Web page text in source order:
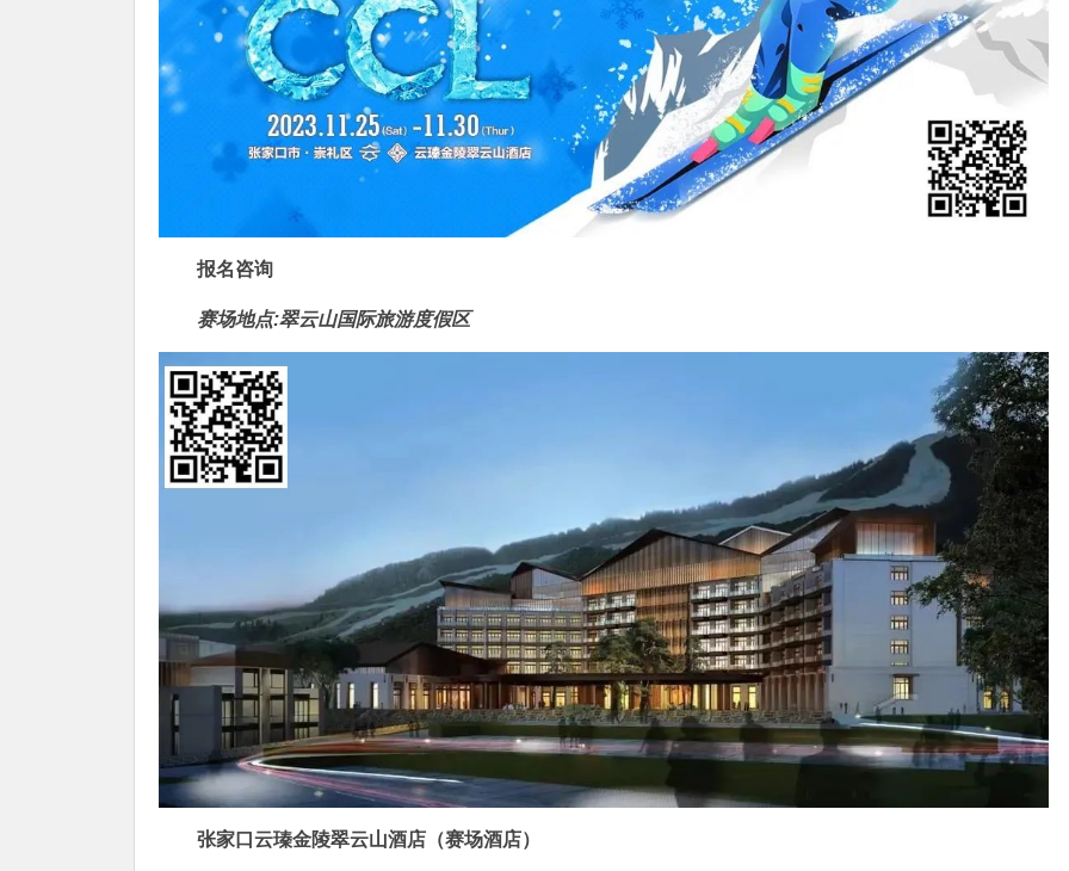
报名咨询
赛场地点:翠云山国际旅游度假区
张家口云瑧金陵翠云山酒店（赛场酒店）